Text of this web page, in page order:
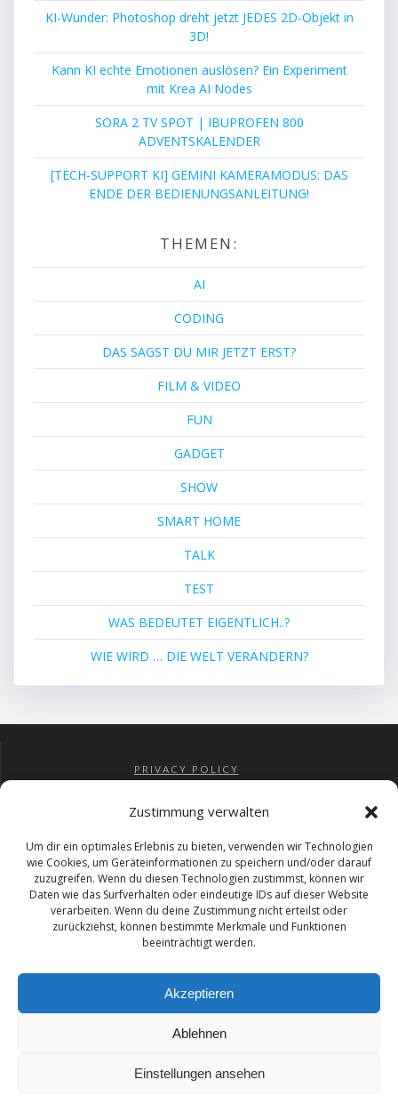
Zustimmung verwalten
Um dir ein optimales Erlebnis zu bieten, verwenden wir Technologien
wie Cookies, um Geräteinformationen zu speichern und/oder darauf
zuzugreifen. Wenn du diesen Technologien zustimmst, können wir
Daten wie das Surfverhalten oder eindeutige IDs auf dieser Website
verarbeiten. Wenn du deine Zustimmung nicht erteilst oder
zurückziehst, können bestimmte Merkmale und Funktionen
beeinträchtigt werden.
Akzeptieren
Ablehnen
Einstellungen ansehen
KI-Wunder: Photoshop dreht jetzt JEDES 2D-Objekt in
3D!
Kann KI echte Emotionen auslösen? Ein Experiment
mit Krea AI Nodes
SORA 2 TV SPOT | IBUPROFEN 800
ADVENTSKALENDER
[TECH-SUPPORT KI] GEMINI KAMERAMODUS: DAS
ENDE DER BEDIENUNGSANLEITUNG!
THEMEN:
AI
CODING
DAS SAGST DU MIR JETZT ERST?
FILM & VIDEO
FUN
GADGET
SHOW
SMART HOME
TALK
TEST
WAS BEDEUTET EIGENTLICH..?
WIE WIRD … DIE WELT VERÄNDERN?
PRIVACY POLICY
COOKIE-RICHTLINIE (EU)
RÜCKERSTATTUNG
EMAIL ME
INNOVATOIN, TECHNIK
UND DIGITALER LIFESTYLE
ALPHATESTER